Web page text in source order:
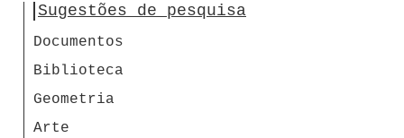
Sugestões de pesquisa
Documentos
Biblioteca
Geometria
Arte